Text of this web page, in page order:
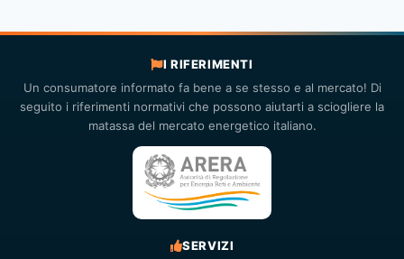
I RIFERIMENTI
Un consumatore informato fa bene a se stesso e al mercato! Di
seguito i riferimenti normativi che possono aiutarti a sciogliere la
matassa del mercato energetico italiano.
SERVIZI